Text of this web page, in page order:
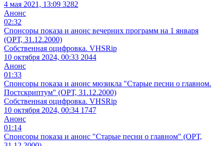
4 мая 2021, 13:09 3282
Анонс
02:32
Спонсоры показа и анонс вечерних программ на 1 января
(ОРТ, 31.12.2000)
Собственная оцифровка. VHSRip
10 октября 2024, 00:33 2044
Анонс
01:33
Спонсоры показа и анонс мюзикла "Старые песни о главном.
Постскриптум" (ОРТ, 31.12.2000)
Собственная оцифровка. VHSRip
10 октября 2024, 00:34 1747
Анонс
01:14
Спонсоры показа и анонс "Старые песни о главном" (ОРТ,